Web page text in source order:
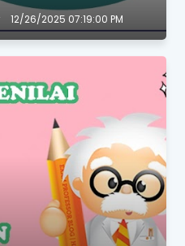
12/26/2025 07:19:00 PM